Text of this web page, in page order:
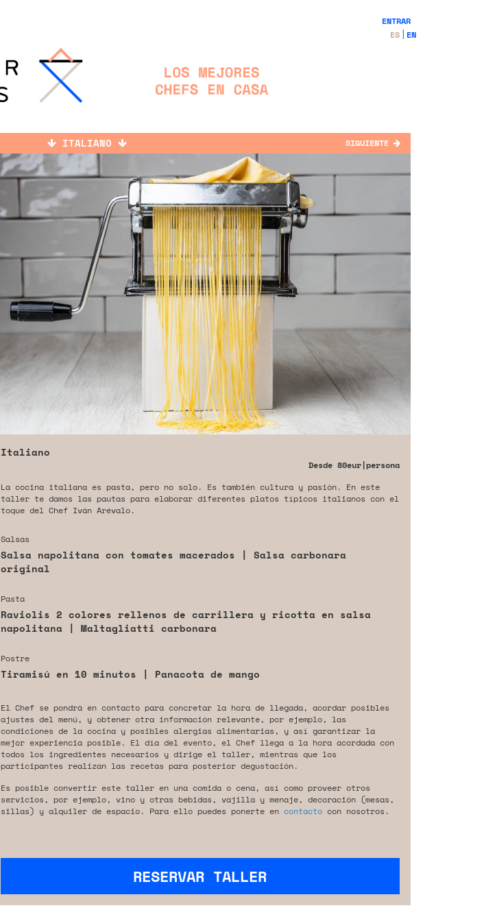
ENTRAR
ES
EN
ITALIANO SIGUIENTE
Italiano
Desde 80eur|persona
La cocina italiana es pasta, pero no solo. Es también cultura y pasión. En este
taller te damos las pautas para elaborar diferentes platos típicos italianos con el
toque del Chef Iván Arévalo.
Salsas
Salsa napolitana con tomates macerados | Salsa carbonara
original
Pasta
Raviolis 2 colores rellenos de carrillera y ricotta en salsa
napolitana | Maltagliatti carbonara
Postre
Tiramisú en 10 minutos | Panacota de mango
El Chef se pondrá en contacto para concretar la hora de llegada, acordar posibles
ajustes del menú, y obtener otra información relevante, por ejemplo, las
condiciones de la cocina y posibles alergias alimentarias, y así garantizar la
mejor experiencia posible. El día del evento, el Chef llega a la hora acordada con
todos los ingredientes necesarios y dirige el taller, mientras que los
participantes realizan las recetas para posterior degustación.
Es posible convertir este taller en una comida o cena, así como proveer otros
servicios, por ejemplo, vino y otras bebidas, vajilla y menaje, decoración (mesas,
sillas) y alquiler de espacio. Para ello puedes ponerte en contactocon nosotros.
RESERVAR TALLER